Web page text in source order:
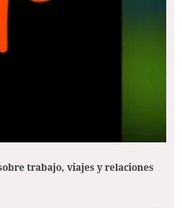
trabajo, viajes y relaciones